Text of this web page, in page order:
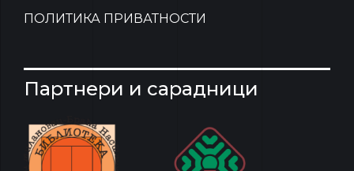
ПОЛИТИКА ПРИВАТНОСТИ
Партнери и сарадници